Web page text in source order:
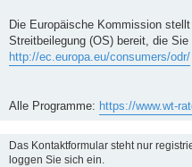
Die Europäische Kommission
Streitbeilegung (OS) bereit, die Sie
http://ec.europa.eu/consumers/odr/
Alle Programme: https://www.wt-
Das Kontaktformular steht nur
loggen Sie sich ein.